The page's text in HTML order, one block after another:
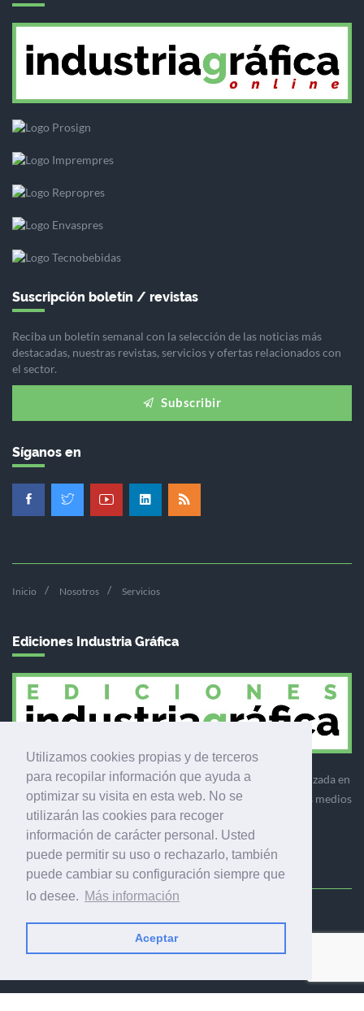
Utilizamos cookies propias y de terceros
para recopilar información que ayuda a
optimizar su visita en esta web. No se
utilizarán las cookies para recoger
información de carácter personal. Usted
puede permitir su uso o rechazarlo, también
puede cambiar su configuración siempre que
lo desee. Más información
Aceptar
Suscripción boletín / revistas
Reciba un boletín semanal con la selección de las noticias más
destacadas, nuestras revistas, servicios y ofertas relacionados con
el sector.
Subscribir
Síganos en
Inicio Nosotros Servicios
Ediciones Industria Gráfica
Ediciones Industria Gráfica es una empresa editora especializada en
el mercado de la comunicación gráfica que engloba diversos medios
profesionales especializados en el mercado gráfico, la
comunicación visual y el envasado.
Calle Fluvià 257, bajos, 08020 Barcelona (España)